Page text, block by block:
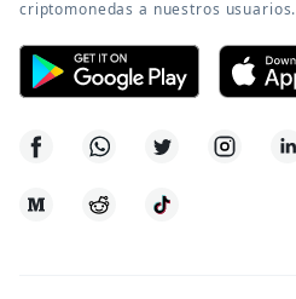
criptomonedas a nuestros usuarios.